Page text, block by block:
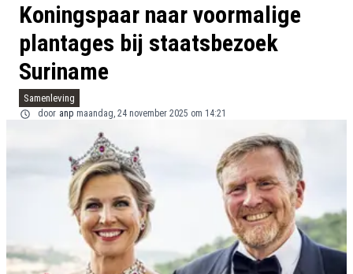
Koningspaar naar voormalige
plantages bij staatsbezoek
Suriname
Samenleving
door anp maandag, 24 november 2025 om 14:21